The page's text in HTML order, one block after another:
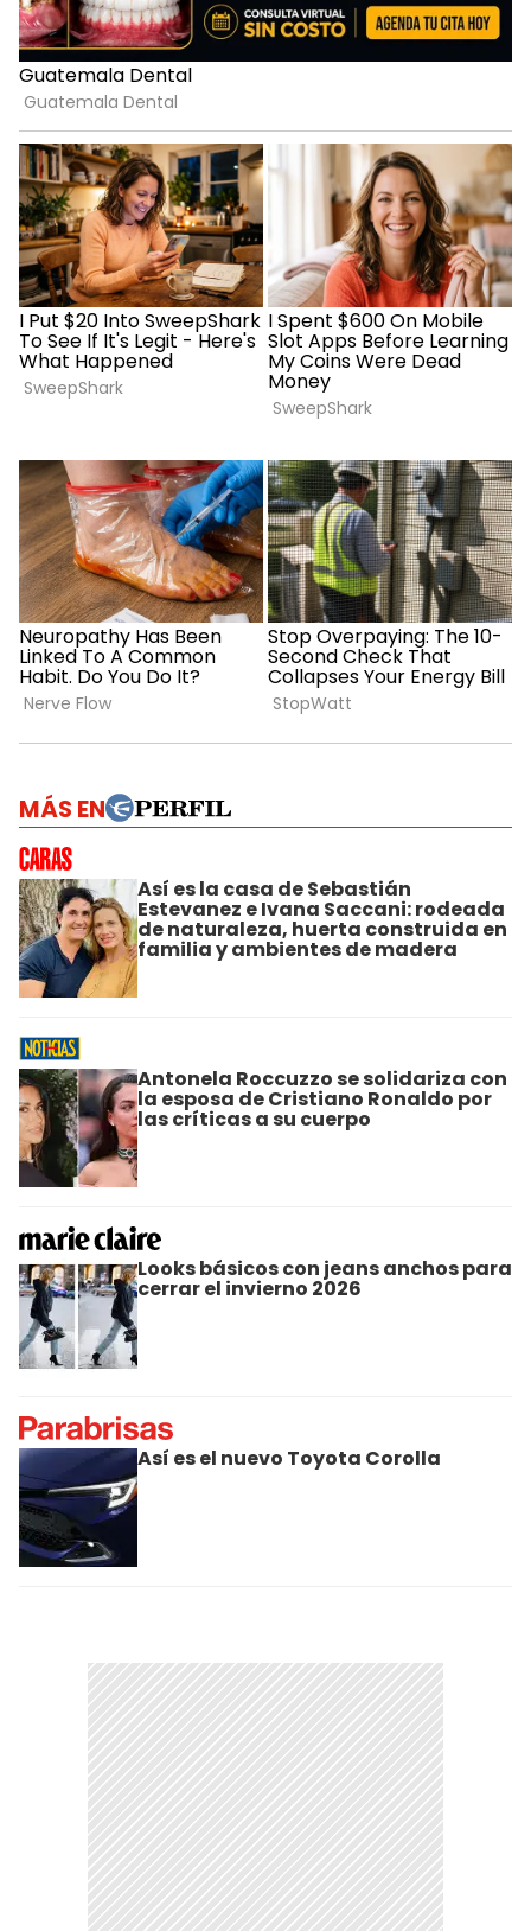
MÁS EN
Así es la casa de Sebastián
Estevanez e Ivana Saccani: rodeada
de naturaleza, huerta construida en
familia y ambientes de madera
Antonela Roccuzzo se solidariza con
la esposa de Cristiano Ronaldo por
las críticas a su cuerpo
Looks básicos con jeans anchos para
cerrar el invierno 2026
Así es el nuevo Toyota Corolla